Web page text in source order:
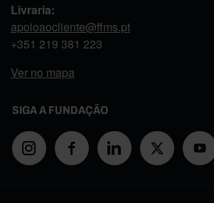
Livraria:
apoioaocliente@ffms.pt
+351 219 381 223
Ver no mapa
SIGA A FUNDAÇÃO